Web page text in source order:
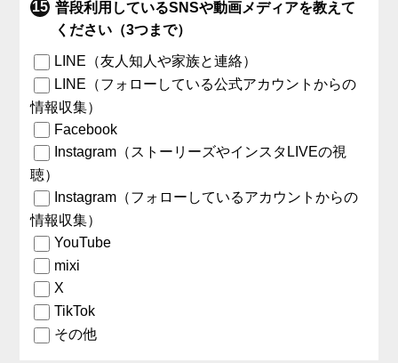
普段利用しているSNSや動画メディアを教えて
ください（3つまで）
LINE（友人知人や家族と連絡）
LINE（フォローしている公式アカウントからの
情報収集）
Facebook
Instagram（ストーリーズやインスタLIVEの視
聴）
Instagram（フォローしているアカウントからの
情報収集）
YouTube
mixi
X
TikTok
その他